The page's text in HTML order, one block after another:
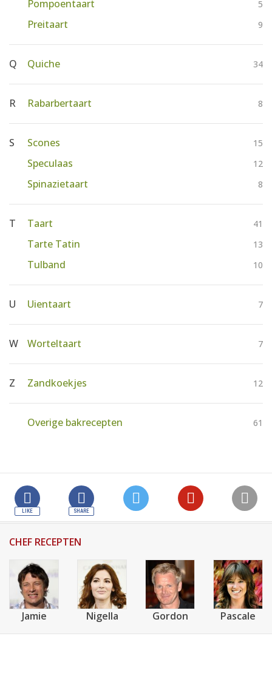
Pompoentaart 5
Preitaart 9
Q Quiche 34
R Rabarbertaart 8
S Scones 15
Speculaas 12
Spinazietaart 8
T Taart 41
Tarte Tatin 13
Tulband 10
U Uientaart 7
W Worteltaart 7
Z Zandkoekjes 12
Overige bakrecepten 61
CHEF RECEPTEN
Jamie Nigella Gordon Pascale